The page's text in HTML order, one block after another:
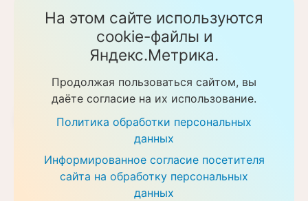
Гражданского кодекса Российской Федерации. Перед
получением услуги необходимо уточнять цены у
ответственных сотрудников клиники. Предоставление
услуг осуществляется на основании договора об
Политика обработки персональных данных
Скачать прайс-листы
На этом сайте используются
cookie-файлы и
Яндекс.Метрика.
Продолжая пользоваться сайтом, вы
даёте согласие на их использование.
Политика обработки персональных
данных
Информированное согласие посетителя
сайта на обработку персональных
данных